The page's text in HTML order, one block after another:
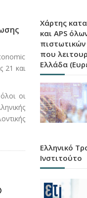
21 και
οι
Χάρτης
και APS
που
Ελλάδα
Ελληνικό
Ινστιτούτο